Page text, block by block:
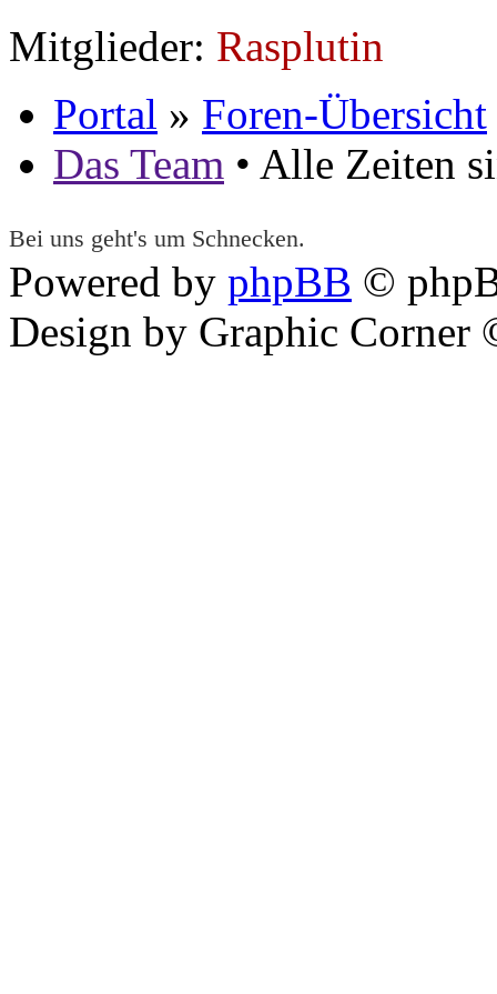
Mitglieder: Rasplutin
Portal » Foren-Übersicht
Das Team • Alle Zeiten
Bei uns geht's um Schnecken.
Powered by phpBB ©
Design by Graphic Corner